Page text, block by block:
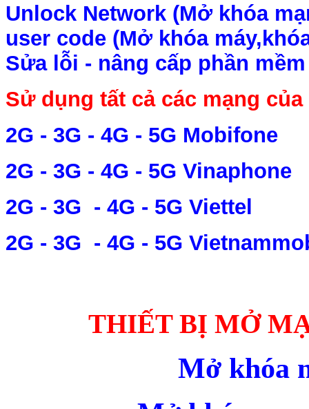
Unlock Network (Mở khóa
user code (Mở khóa
Sửa lỗi - nâng cấp phần
Sử dụng tất cả các mạng của
2G - 3G - 4G - 5G Mobifone
2G - 3G - 4G - 5G Vinaphone
2G - 3G - 4G - 5G Viettel
2G - 3G - 4G - 5G
THIẾT BỊ MỞ
Mở khóa